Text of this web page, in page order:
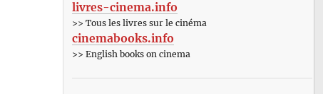
livres-cinema.info
>> Tous les livres sur le cinéma
cinemabooks.info
>> English books on cinema